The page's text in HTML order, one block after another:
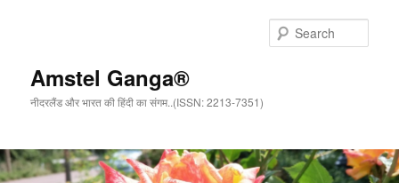
Amstel Ganga®
नीदरलैंड और भारत की हिंदी का संगम..(ISSN: 2213-7351)